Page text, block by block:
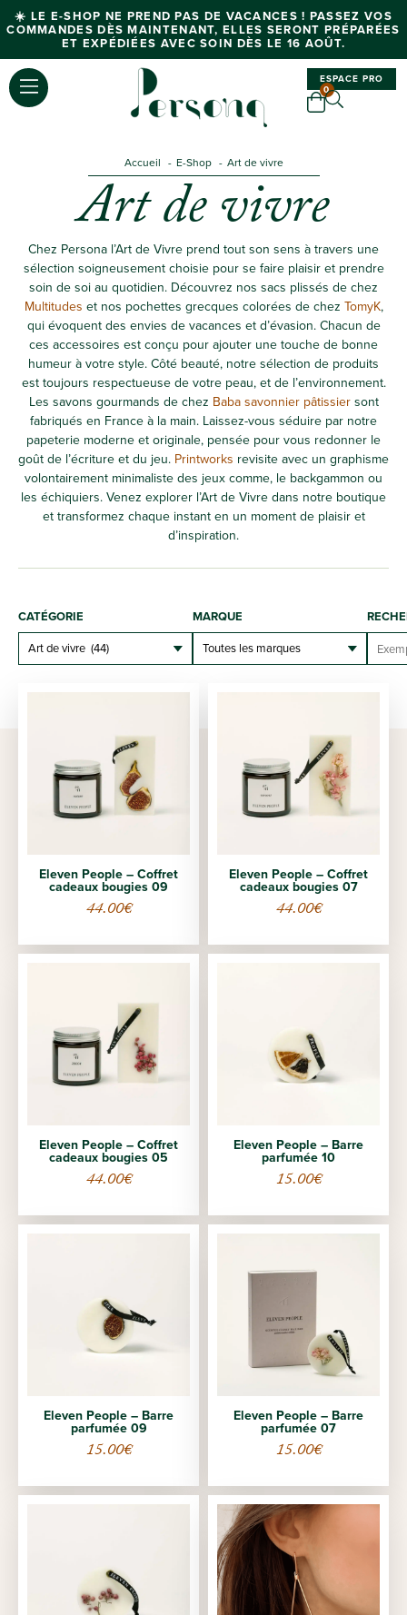
☀️ LE E-SHOP NE PREND PAS DE VACANCES ! PASSEZ VOS
COMMANDES DÈS MAINTENANT, ELLES SERONT PRÉPARÉES
ET EXPÉDIÉES AVEC SOIN DÈS LE 16 AOÛT.
ESPACE PRO
0
Accueil E-Shop Art de vivre
Art de vivre
Chez Persona l’Art de Vivre prend tout son sens à travers une
sélection soigneusement choisie pour se faire plaisir et prendre
soin de soi au quotidien. Découvrez nos sacs plissés de chez
Multitudes et nos pochettes grecques colorées de chez TomyK,
qui évoquent des envies de vacances et d’évasion. Chacun de
ces accessoires est conçu pour ajouter une touche de bonne
humeur à votre style. Côté beauté, notre sélection de produits
est toujours respectueuse de votre peau, et de l’environnement.
Les savons gourmands de chez Baba savonnier pâtissiersont
fabriqués en France à la main. Laissez-vous séduire par notre
papeterie moderne et originale, pensée pour vous redonner le
goût de l’écriture et du jeu. Printworks revisite avec un graphisme
volontairement minimaliste des jeux comme, le backgammon ou
les échiquiers. Venez explorer l’Art de Vivre dans notre boutique
et transformez chaque instant en un moment de plaisir et
d’inspiration.
CATÉGORIE MARQUE
Eleven People – Coffret
cadeaux bougies 09
44.00€
Eleven People – Coffret
cadeaux bougies 07
44.00€
Eleven People – Coffret
cadeaux bougies 05
44.00€
Eleven People – Barre
parfumée 10
15.00€
Eleven People – Barre
parfumée 09
15.00€
Eleven People – Barre
parfumée 07
15.00€